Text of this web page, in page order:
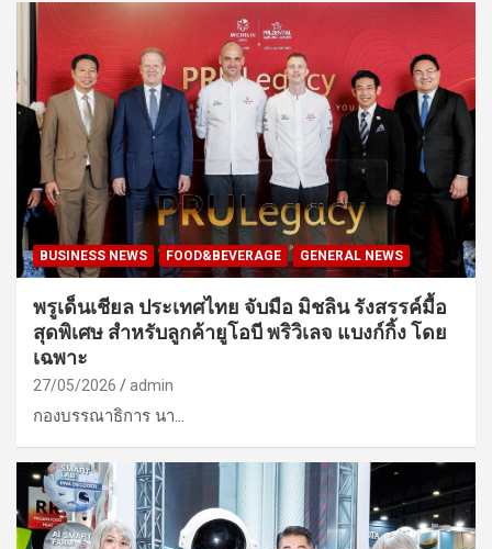
BUSINESS NEWS FOOD&BEVERAGE GENERAL NEWS
พรูเด็นเชียล ประเทศไทย จับมือ มิชลิน รังสรรค์มื้อ
สุดพิเศษ สำหรับลูกค้ายูโอบี พริวิเลจ แบงก์กิ้ง โดย
เฉพาะ
27/05/2026 admin
กองบรรณาธิการ นา…